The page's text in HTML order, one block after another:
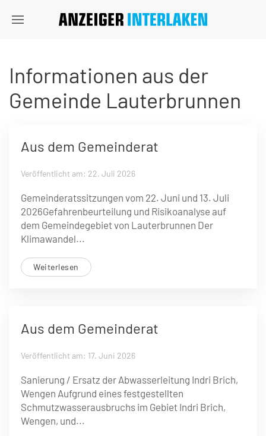
Informationen aus der
Gemeinde Lauterbrunnen
Aus dem Gemeinderat
Veröffentlicht am: 22. Juli 2026
Gemeinderatssitzungen vom 22. Juni und 13. Juli
2026Gefahrenbeurteilung und Risikoanalyse auf
dem Gemeindegebiet von ­Lauterbrunnen Der
Klimawandel...
Weiterlesen
Aus dem Gemeinderat
Veröffentlicht am: 17. Juni 2026
Sanierung / Ersatz der Abwasserleitung Indri Brich,
Wengen Aufgrund eines festgestellten
Schmutzwasserausbruchs im Gebiet Indri Brich,
Wengen, und...